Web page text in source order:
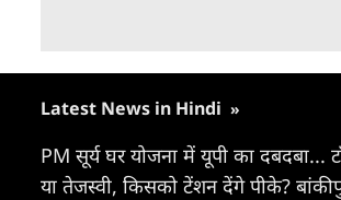
Latest News in Hindi »
PM सूर्य घर योजना में यूपी का
या तेजस्वी, किसको टेंशन देंगे पीके?